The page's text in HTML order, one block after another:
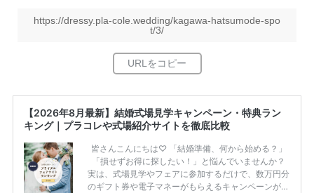
https://dressy.pla-cole.wedding/kagawa-hatsumode-spo
t/3/
【2026年8月最新】結婚式場見学キャンペーン・特典ラン
キング｜プラコレや式場紹介サイトを徹底比較
皆さんこんにちは♡ 「結婚準備、何から始める？」
「損せずお得に探したい！」と悩んでいませんか？
実は、式場見学やフェアに参加するだけで、数万円分
のギフト券や電子マネーがもらえるキャンペーンがあ